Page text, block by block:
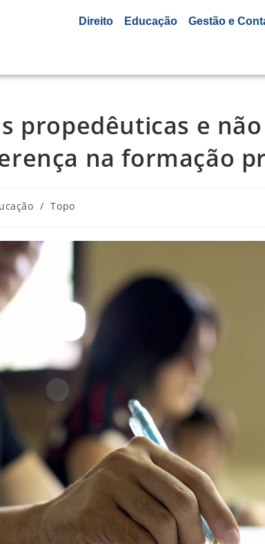
Direito Educação Gestão e
propedêuticas e
na formação
/ Topo